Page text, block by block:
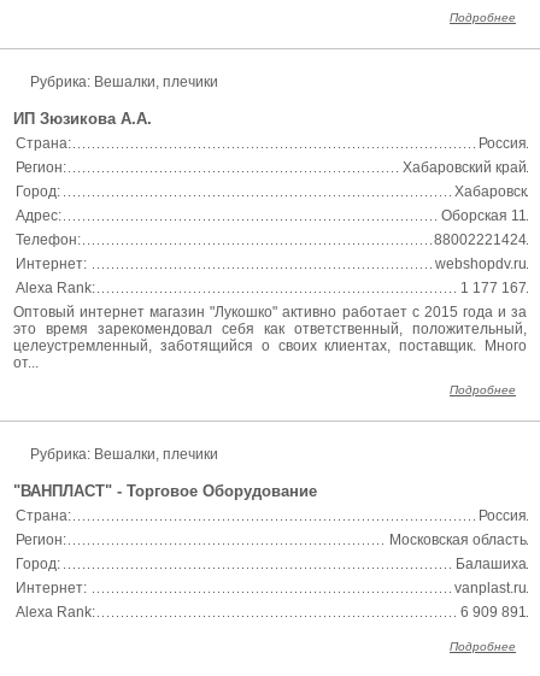
Подробнее
Рубрика: Вешалки, плечики
ИП Зюзикова А.А.
Страна:
Россия
Регион:
Хабаровский край
Город:
Хабаровск
Адрес:
Оборская 11
Телефон:
88002221424
Интернет:
webshopdv.ru
Alexa Rank:
1 177 167
Оптовый интернет магазин "Лукошко" активно работает с 2015 года и за
это время зарекомендовал себя как ответственный, положительный,
целеустремленный, заботящийся о своих клиентах, поставщик. Много
от...
Подробнее
Рубрика: Вешалки, плечики
"ВАНПЛАСТ" - Торговое Оборудование
Страна:
Россия
Регион:
Московская область
Город:
Балашиха
Интернет:
vanplast.ru
Alexa Rank:
6 909 891
Подробнее